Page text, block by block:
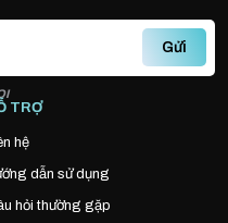
Gửi
TRỢ
hệ
dẫn sử dụng
hỏi thường gặp